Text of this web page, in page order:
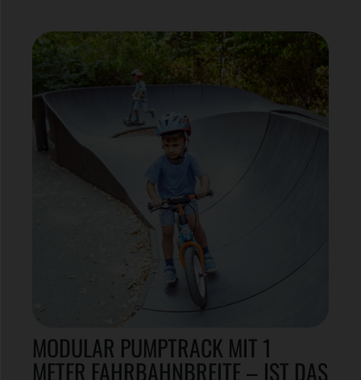
MODULAR PUMPTRACK MIT 1
METER FAHRBAHNBREITE – IST DAS